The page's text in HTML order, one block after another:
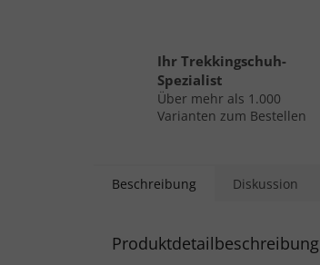
Ihr Trekkingschuh-
Spezialist
Über mehr als 1.000
Varianten zum Bestellen
Beschreibung Diskussion
Produktdetailbeschreibung